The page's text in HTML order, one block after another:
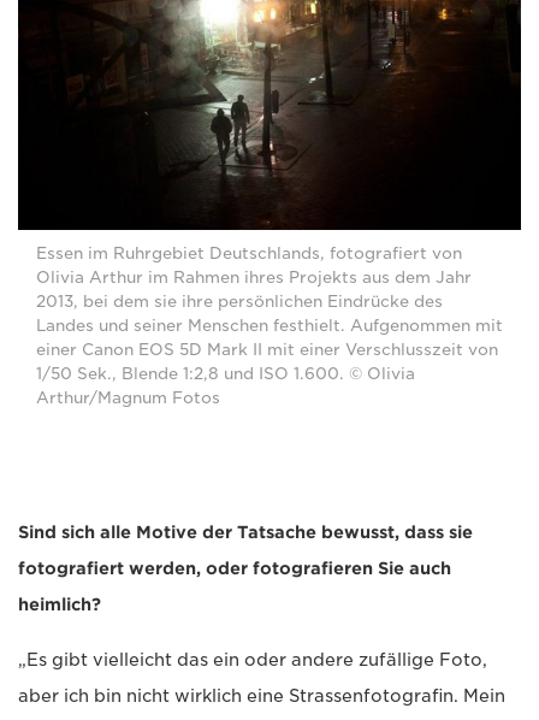
Essen im Ruhrgebiet Deutschlands, fotografiert von
Olivia Arthur im Rahmen ihres Projekts aus dem Jahr
2013, bei dem sie ihre persönlichen Eindrücke des
Landes und seiner Menschen festhielt. Aufgenommen mit
einer Canon EOS 5D Mark II mit einer Verschlusszeit von
1/50 Sek., Blende 1:2,8 und ISO 1.600. © Olivia
Arthur/Magnum Fotos
Sind sich alle Motive der Tatsache bewusst, dass sie
fotografiert werden, oder fotografieren Sie auch
heimlich?
„Es gibt vielleicht das ein oder andere zufällige Foto,
aber ich bin nicht wirklich eine Strassenfotografin. Mein